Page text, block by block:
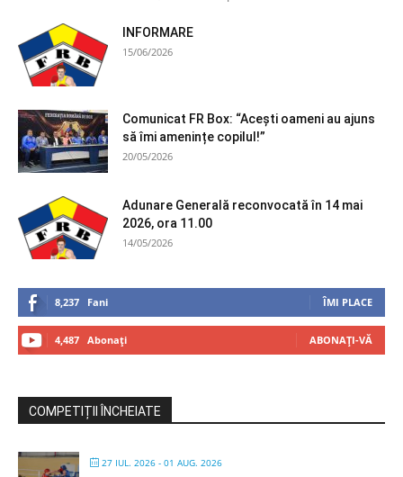
INFORMARE
15/06/2026
Comunicat FR Box: “Acești oameni au ajuns
să îmi amenințe copilul!”
20/05/2026
Adunare Generală reconvocată în 14 mai
2026, ora 11.00
14/05/2026
8,237 Fani ÎMI PLACE
4,487 Abonați ABONAȚI-VĂ
COMPETIȚII ÎNCHEIATE
27 IUL. 2026 - 01 AUG. 2026